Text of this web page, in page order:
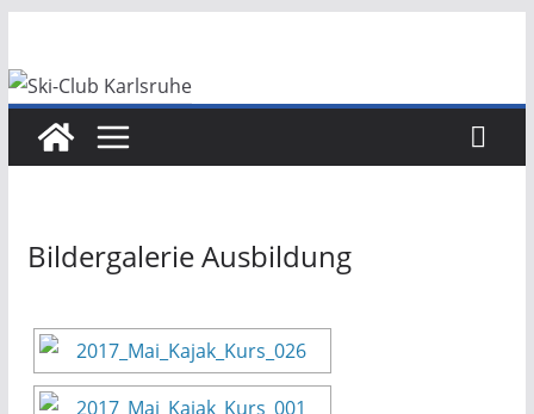
springen
Bildergalerie Ausbildung